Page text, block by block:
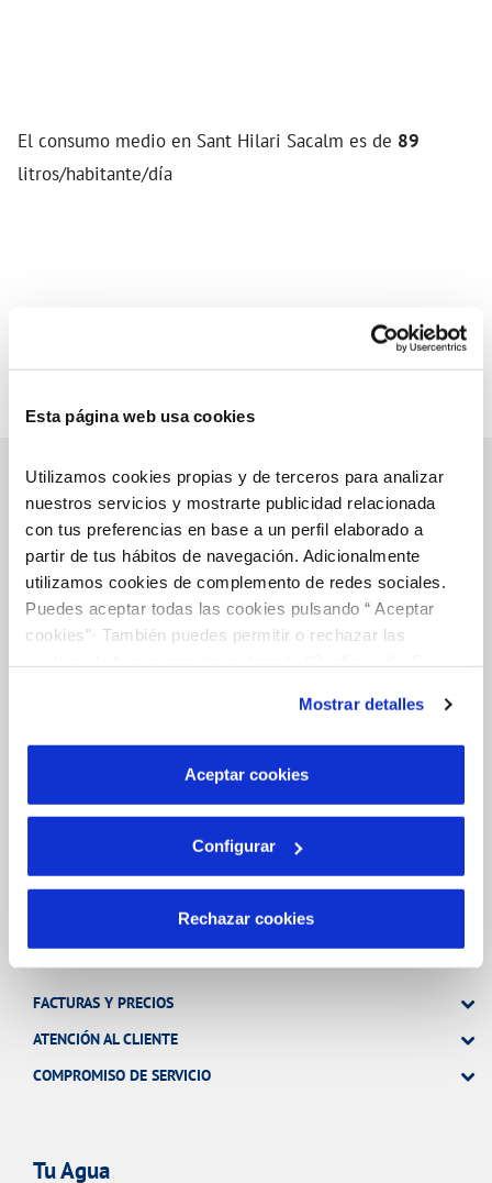
Esta página web usa cookies
Utilizamos cookies propias y de terceros para analizar
nuestros servicios y mostrarte publicidad relacionada
con tus preferencias en base a un perfil elaborado a
partir de tus hábitos de navegación. Adicionalmente
utilizamos cookies de complemento de redes sociales.
Puedes aceptar todas las cookies pulsando “ Aceptar
cookies”· También puedes permitir o rechazar las
instalación de todas las cookies salvo las necesarias que
son indispensables para que el sitio web funcione y que
por tanto no se pueden desactivar. Puedes consultar
Mostrar detalles
Aceptar cookies
Configurar
Rechazar cookies
El consumo medio en Sant Hilari Sacalm es de 89
litros/habitante/día
Gestiones Online
FACTURAS, PAGOS Y CONSUMOS
FACTURAS Y PRECIOS
ATENCIÓN AL CLIENTE
COMPROMISO DE SERVICIO
Tu Agua